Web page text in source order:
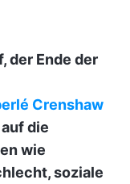
der Ende der
Crenshaw
die
wie
soziale